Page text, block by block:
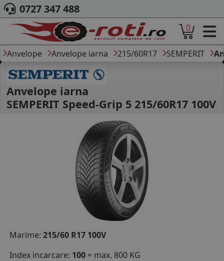
ACASA
DESPRE NOI
ANVELOPE
AUTO
CAMION
MOTO
AGROINDUSTRIALE
CAUTARE DUPA
DIMENSIUNI
PRODUCATORI ANVELOPE
MARCA AUTO
BLOG
B2B - COLABORARE COMPANII
COS (0 PRODUSE
0727 347 488
0
Anvelope Anvelope iarna 215/60R17 SEMPERIT
Anvelope iarna
SEMPERIT Speed-Grip 5 215/60R17 100V
Marime: 215/60 R17 100V
Index incarcare: 100 = max. 800 KG